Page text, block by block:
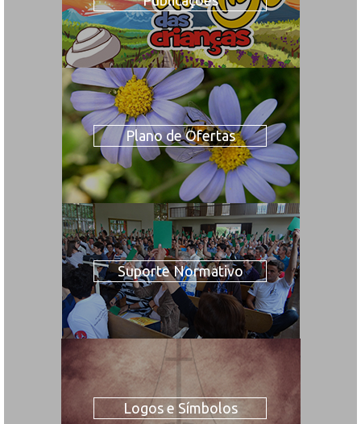
Plano de Ofertas
Suporte Normativo
Logos e Símbolos